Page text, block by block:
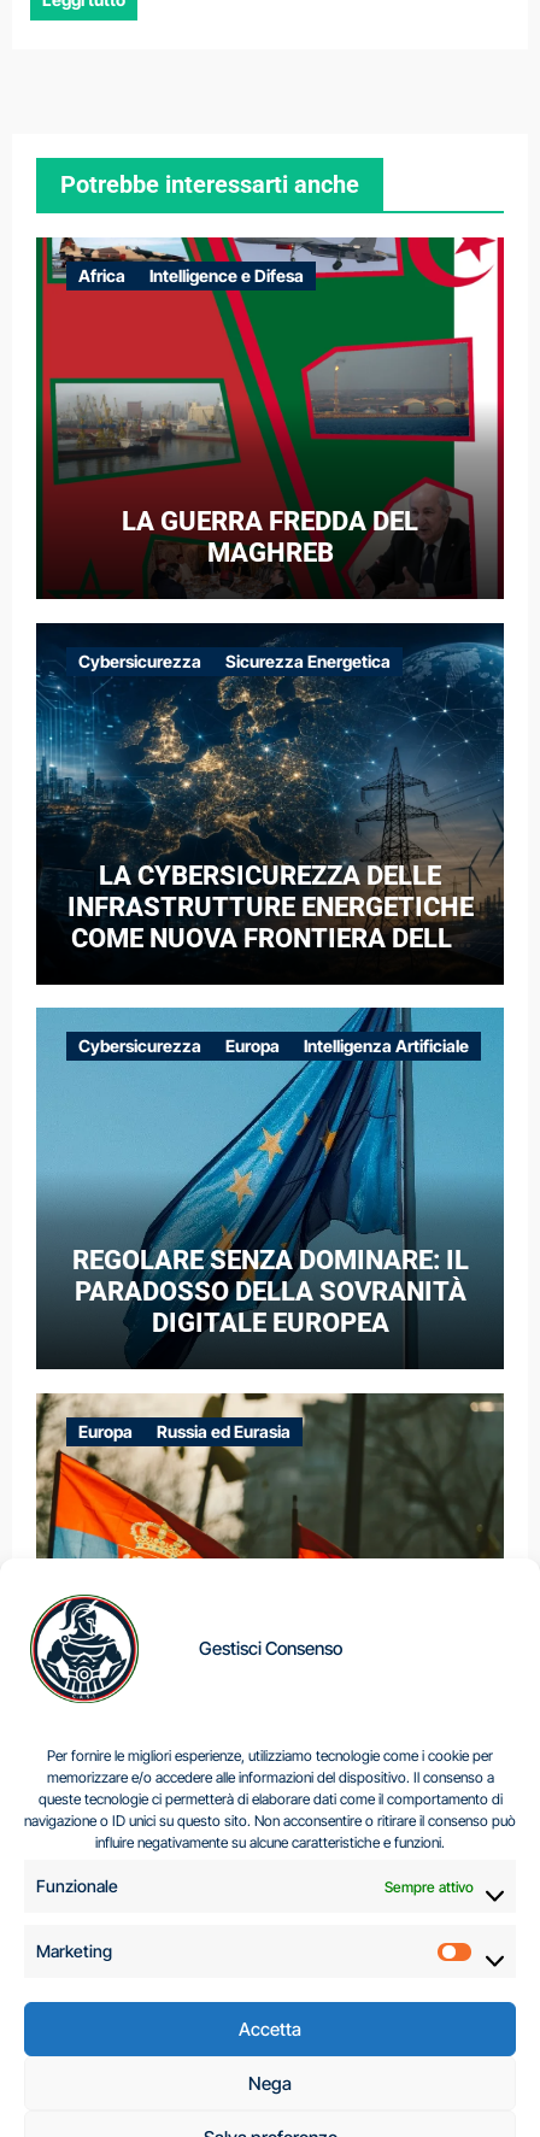
Gestisci Consenso
Per fornire le migliori esperienze, utilizziamo tecnologie come i cookie per
memorizzare e/o accedere alle informazioni del dispositivo. Il consenso a
queste tecnologie ci permetterà di elaborare dati come il comportamento di
navigazione o ID unici su questo sito. Non acconsentire o ritirare il consenso può
influire negativamente su alcune caratteristiche e funzioni.
Funzionale Sempre attivo
Marketing
Accetta
Nega
Potrebbe interessarti anche
Africa Intelligence e Difesa
LA GUERRA FREDDA DEL
MAGHREB
Cybersicurezza Sicurezza Energetica
LA CYBERSICUREZZA DELLE
INFRASTRUTTURE ENERGETICHE
COME NUOVA FRONTIERA DELLA
CASO DELLE RETI ELETTRICHE
EUROPEE NEL CONTESTO DELLA
GUERRA IBRIDA
Cybersicurezza Europa Intelligenza Artificiale
REGOLARE SENZA DOMINARE: IL
PARADOSSO DELLA SOVRANITÀ
DIGITALE EUROPEA
Europa Russia ed Eurasia
Centro Analisi e Studi Italus © Tutti i diritti riservati
C.A.S.I. – Centro
Analisi e Studi Italus